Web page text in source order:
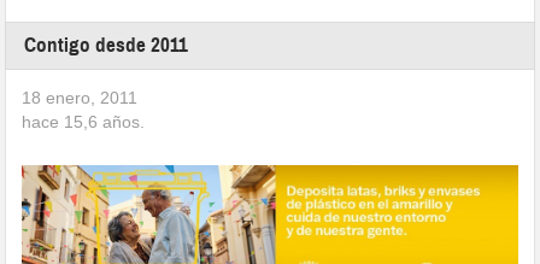
Contigo desde 2011
18 enero, 2011
hace 15,6 años.